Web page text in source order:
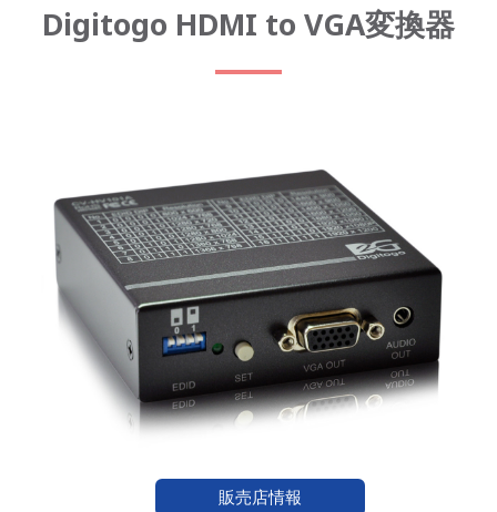
Digitogo HDMI to VGA変換器
販売店情報